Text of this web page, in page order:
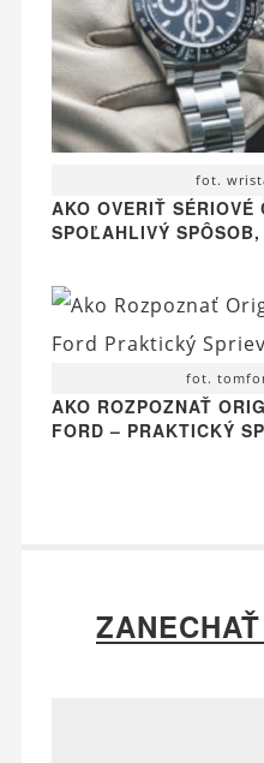
fot.
AKO OVERIŤ SÉRIOVÉ
SPOĽAHLIVÝ
fot.
AKO ROZPOZNAŤ
FORD – PRAKTICKÝ